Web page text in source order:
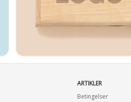
ARTIKLER
Betingelser